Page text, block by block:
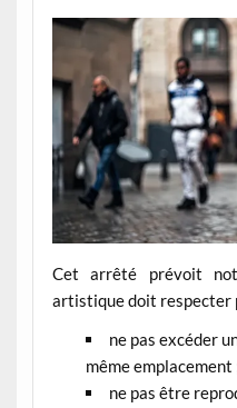
Cet arrêté prévoit
artistique doit respecter
ne pas excéder
même emplacement
ne pas être